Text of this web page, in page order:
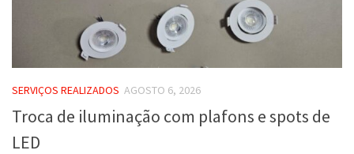
SERVIÇOS REALIZADOS AGOSTO 6, 2026
Troca de iluminação com plafons e spots de
LED